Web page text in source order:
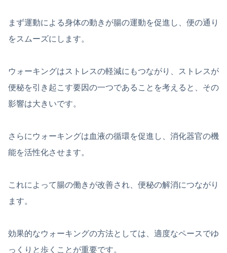
まず運動による身体の動きが腸の運動を促進し、便の通り
をスムーズにします。
ウォーキングはストレスの軽減にもつながり、ストレスが
便秘を引き起こす要因の一つであることを考えると、その
影響は大きいです。
さらにウォーキングは血液の循環を促進し、消化器官の機
能を活性化させます。
これによって腸の働きが改善され、便秘の解消につながり
ます。
効果的なウォーキングの方法としては、適度なペースでゆ
っくりと歩くことが重要です。